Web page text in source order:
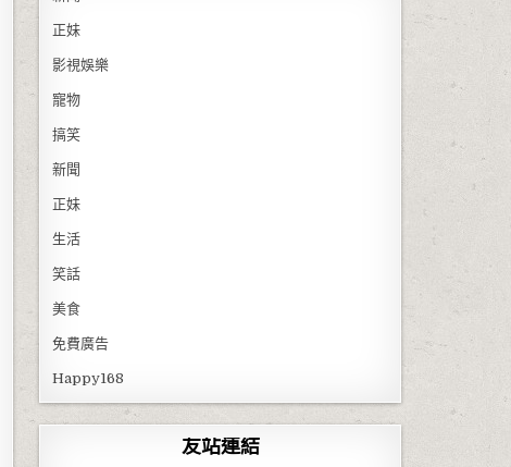
正妹
影視娛樂
寵物
搞笑
新聞
正妹
生活
笑話
美食
免費廣告
Happy168
友站連結